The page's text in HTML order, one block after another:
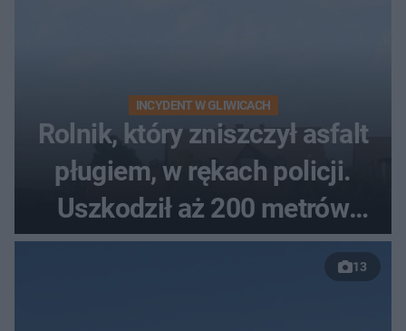
INCYDENT W GLIWICACH
Rolnik, który zniszczył asfalt
pługiem, w rękach policji.
Uszkodził aż 200 metrów
nowej drogi
13